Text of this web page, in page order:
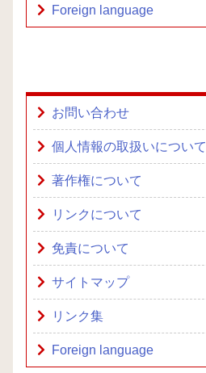
Foreign language
お問い合わせ
個人情報の取扱いについて
著作権について
リンクについて
免責について
サイトマップ
リンク集
Foreign language